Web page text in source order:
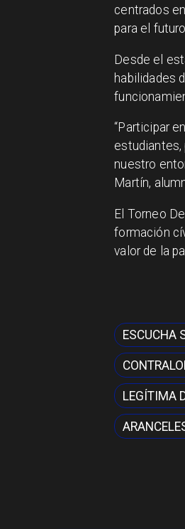
centrados
para el
Desde el
habilidades
“Participar
nuestro
Martín,
El Torneo
formación
valor de la
ESCUCHA
LEGÍTIMA